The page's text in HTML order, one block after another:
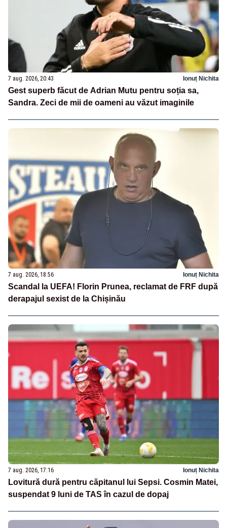
7 aug. 2026, 20:43 Ionuț Nichita
Gest superb făcut de Adrian Mutu pentru soția sa,
Sandra. Zeci de mii de oameni au văzut imaginile
7 aug. 2026, 18:56 Ionuț Nichita
Scandal la UEFA! Florin Prunea, reclamat de FRF după
derapajul sexist de la Chișinău
7 aug. 2026, 17:16 Ionuț Nichita
Lovitură dură pentru căpitanul lui Sepsi. Cosmin Matei,
suspendat 9 luni de TAS în cazul de dopaj